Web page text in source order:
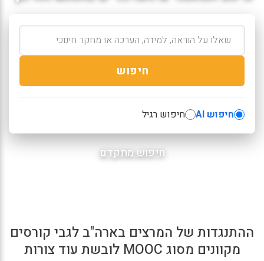
חיפוש
חיפוש AI חיפוש רגיל
חיפוש מתקדם
ההתנגדות של המרצים בארה"ב לגבי קורסים
מקוונים מסוג MOOC לובשת עוד צורות